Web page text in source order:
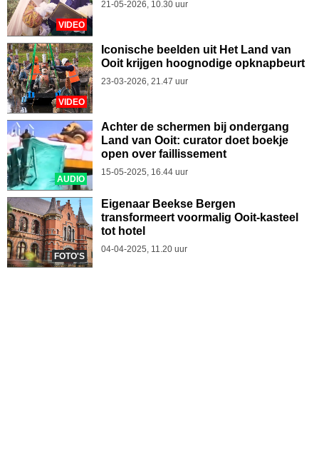
VIDEO
21-05-2026, 10.30 uur
VIDEO
Iconische beelden uit Het Land van
Ooit krijgen hoognodige opknapbeurt
23-03-2026, 21.47 uur
AUDIO
Achter de schermen bij ondergang
Land van Ooit: curator doet boekje
open over faillissement
15-05-2025, 16.44 uur
FOTO'S
Eigenaar Beekse Bergen
transformeert voormalig Ooit-kasteel
tot hotel
04-04-2025, 11.20 uur